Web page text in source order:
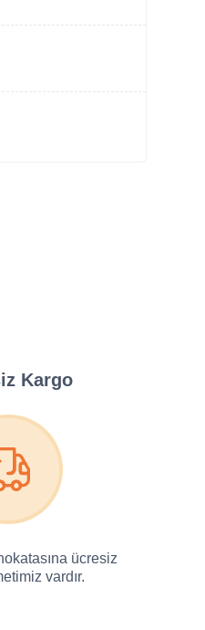
Kargo
ücresiz
vardır.